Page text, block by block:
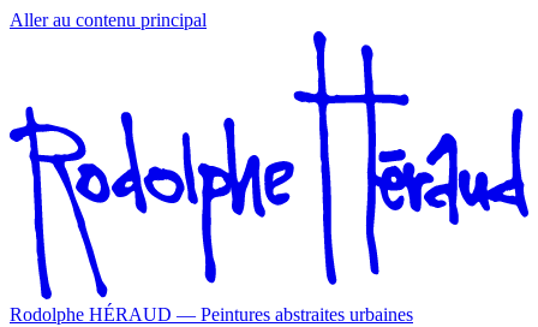
Aller au contenu principal
Rodolphe HÉRAUD — Peintures abstraites urbaines